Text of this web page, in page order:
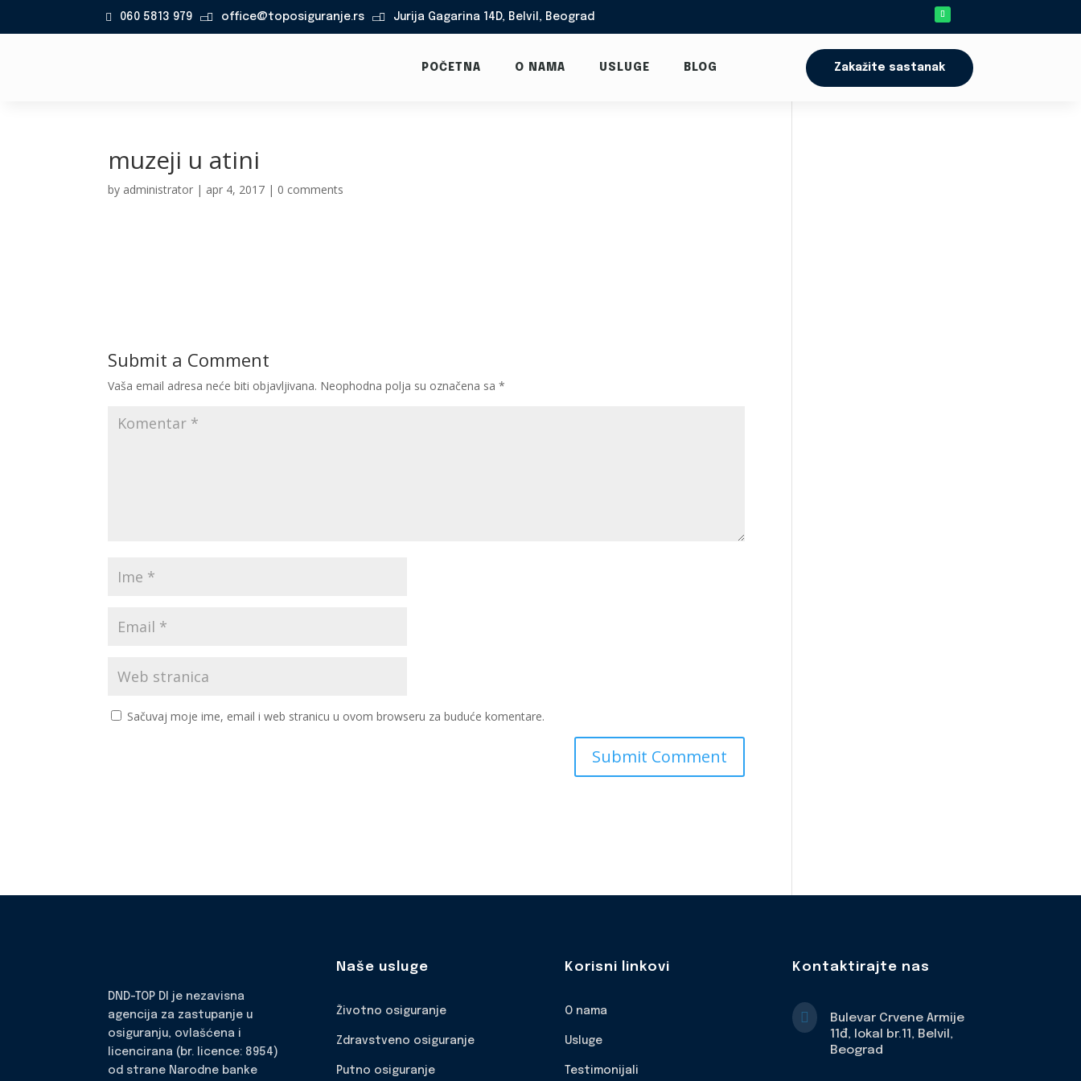
060 5813 979  office@toposiguranje.rs  Jurija Gagarina 14D, Belvil, Beograd
POČETNA O NAMA USLUGE BLOG Zakažite sastanak
muzeji u atini
by administrator | apr 4, 2017 | 0 comments
Submit a Comment
Vaša email adresa neće biti objavljivana. Neophodna polja su označena sa*
Sačuvaj moje ime, email i web stranicu u ovom browseru za buduće komentare.
DND-TOP DI je nezavisna
agencija za zastupanje u
osiguranju, ovlašćena i
licencirana (br. licence: 8954)
od strane Narodne banke
Naše usluge
Životno osiguranje
Zdravstveno osiguranje
Putno osiguranje
Korisni linkovi
O nama
Usluge
Testimonijali
Kontaktirajte nas

Bulevar Crvene Armije
11đ, lokal br.11, Belvil,
Beograd